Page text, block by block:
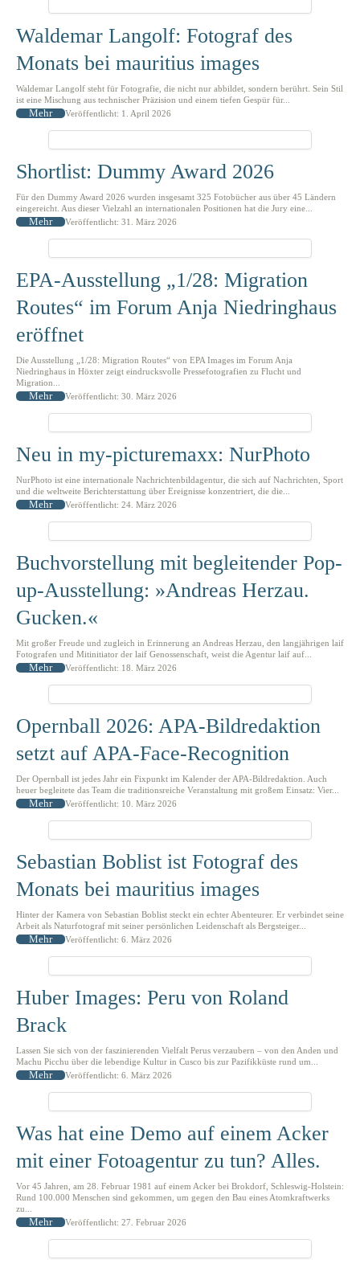
Waldemar Langolf: Fotograf des
Monats bei mauritius images
Waldemar Langolf steht für Fotografie, die nicht nur abbildet, sondern berührt. Sein Stil
ist eine Mischung aus technischer Präzision und einem tiefen Gespür für...
Mehr Veröffentlicht: 1. April 2026
Shortlist: Dummy Award 2026
Für den Dummy Award 2026 wurden insgesamt 325 Fotobücher aus über 45 Ländern
eingereicht. Aus dieser Vielzahl an internationalen Positionen hat die Jury eine...
Mehr Veröffentlicht: 31. März 2026
EPA-Ausstellung „1/28: Migration
Routes“ im Forum Anja Niedringhaus
eröffnet
Die Ausstellung „1/28: Migration Routes“ von EPA Images im Forum Anja
Niedringhaus in Höxter zeigt eindrucksvolle Pressefotografien zu Flucht und
Migration...
Mehr Veröffentlicht: 30. März 2026
Neu in my-picturemaxx: NurPhoto
NurPhoto ist eine internationale Nachrichtenbildagentur, die sich auf Nachrichten, Sport
und die weltweite Berichterstattung über Ereignisse konzentriert, die die...
Mehr Veröffentlicht: 24. März 2026
Buchvorstellung mit begleitender Pop-
up-Ausstellung: »Andreas Herzau.
Gucken.«
Mit großer Freude und zugleich in Erinnerung an Andreas Herzau, den langjährigen laif
Fotografen und Mitinitiator der laif Genossenschaft, weist die Agentur laif auf...
Mehr Veröffentlicht: 18. März 2026
Opernball 2026: APA-Bildredaktion
setzt auf APA-Face-Recognition
Der Opernball ist jedes Jahr ein Fixpunkt im Kalender der APA-Bildredaktion. Auch
heuer begleitete das Team die traditionsreiche Veranstaltung mit großem Einsatz: Vier...
Mehr Veröffentlicht: 10. März 2026
Sebastian Boblist ist Fotograf des
Monats bei mauritius images
Hinter der Kamera von Sebastian Boblist steckt ein echter Abenteurer. Er verbindet seine
Arbeit als Naturfotograf mit seiner persönlichen Leidenschaft als Bergsteiger...
Mehr Veröffentlicht: 6. März 2026
Huber Images: Peru von Roland
Brack
Lassen Sie sich von der faszinierenden Vielfalt Perus verzaubern – von den Anden und
Machu Picchu über die lebendige Kultur in Cusco bis zur Pazifikküste rund um...
Mehr Veröffentlicht: 6. März 2026
Was hat eine Demo auf einem Acker
mit einer Fotoagentur zu tun? Alles.
Vor 45 Jahren, am 28. Februar 1981 auf einem Acker bei Brokdorf, Schleswig-Holstein:
Rund 100.000 Menschen sind gekommen, um gegen den Bau eines Atomkraftwerks
zu...
Mehr Veröffentlicht: 27. Februar 2026